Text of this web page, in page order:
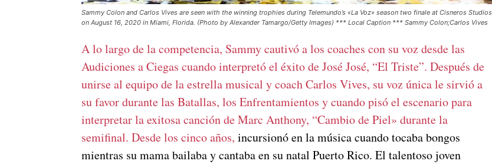
Sammy Colon and Carlos Vives are seen with the winning trophies during Telemundo’s «La Voz» season two finale at Cisneros Studios
on August 16, 2020 in Miami, Florida. (Photo by Alexander Tamargo/Getty Images) *** Local Caption *** Sammy Colon;Carlos Vives
A lo largo de la competencia, Sammy cautivó a los coaches con su voz desde las
Audiciones a Ciegas cuando interpretó el éxito de José José, “El Triste”. Después de
unirse al equipo de la estrella musical y coach Carlos Vives, su voz única le sirvió a
su favor durante las Batallas, los Enfrentamientos y cuando pisó el escenario para
interpretar la exitosa canción de Marc Anthony, “Cambio de Piel» durante la
semifinal. Desde los cinco años, incursionó en la música cuando tocaba bongos
mientras su mama bailaba y cantaba en su natal Puerto Rico. El talentoso joven